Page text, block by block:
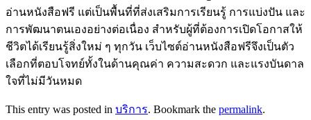
อ่านหนังสือฟรี แต่เป็นพื้นที่ที่ส่งเสริมการเรียนรู้ การแบ่งปัน และ
การพัฒนาตนเองอย่างต่อเนื่อง สำหรับผู้ที่ต้องการเปิดโอกาสให้
ชีวิตได้เรียนรู้สิ่งใหม่ ๆ ทุกวัน เว็บไซต์อ่านหนังสือฟรีจึงเป็นตัว
เลือกที่ตอบโจทย์ทั้งในด้านคุณค่า ความสะดวก และแรงบันดาล
ใจที่ไม่มีวันหมด
This entry was posted in บริการ. Bookmark the permalink.